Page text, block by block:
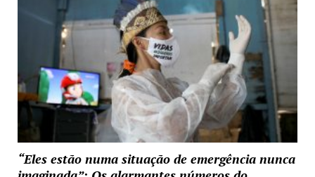
“Eles estão numa situação de emergência nunca